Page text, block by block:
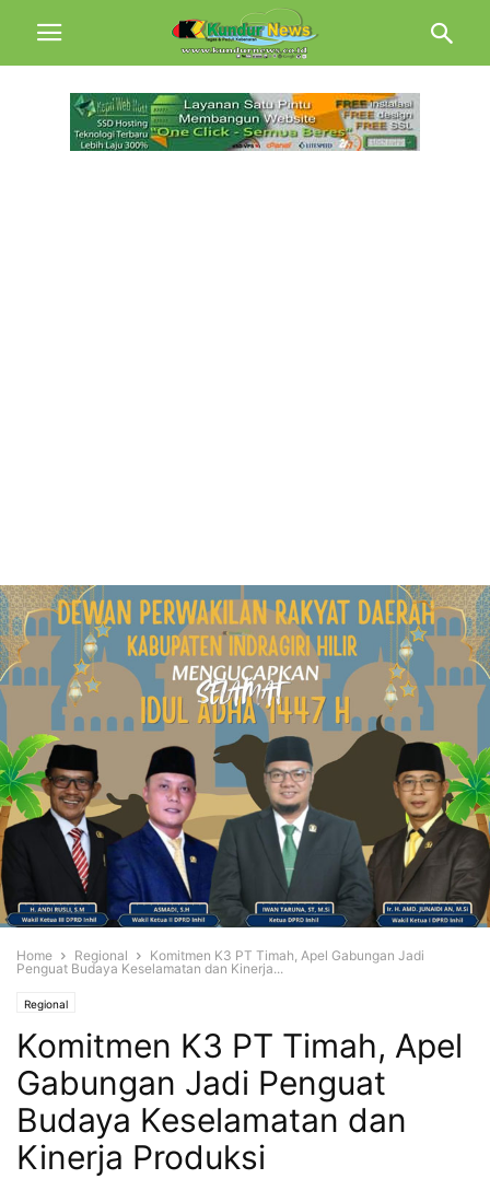
Home Regional
Komitmen K3 PT Timah, Apel Gabungan Jadi
Penguat Budaya Keselamatan dan Kinerja...
Regional
Komitmen K3 PT Timah, Apel
Gabungan Jadi Penguat
Budaya Keselamatan dan
Kinerja Produksi